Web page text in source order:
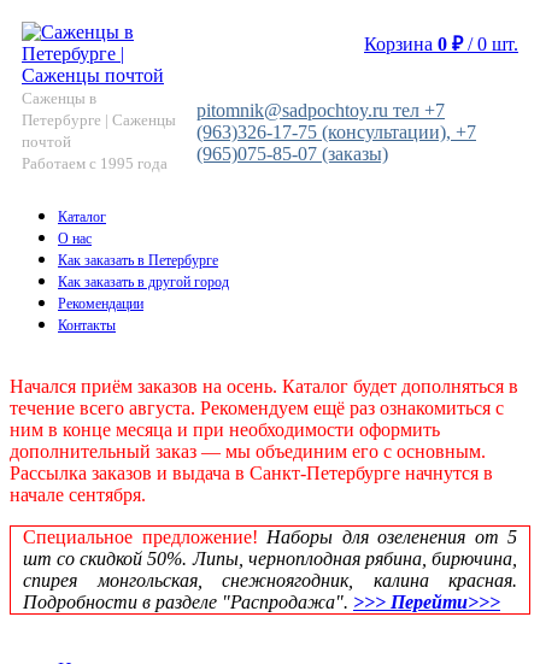
Саженцы в
Петербурге | Саженцы
почтой
Работаем с 1995 года
Корзина 0 ₽ /0 шт.
pitomnik@sadpochtoy.ru тел +7
(963)326-17-75 (консультации), +7
(965)075-85-07 (заказы)
Каталог
О нас
Как заказать в Петербурге
Как заказать в другой город
Рекомендации
Контакты
Начался приём заказов на осень. Каталог будет дополняться в
течение всего августа. Рекомендуем ещё раз ознакомиться с
ним в конце месяца и при необходимости оформить
дополнительный заказ — мы объединим его с основным.
Рассылка заказов и выдача в Санкт‑Петербурге начнутся в
начале сентября.
Специальное предложение! Наборы для озеленения от 5
шт со скидкой 50%. Липы, черноплодная рябина, бирючина,
спирея монгольская, снежноягодник, калина красная.
Подробности в разделе "Распродажа". >>> Перейти>>>